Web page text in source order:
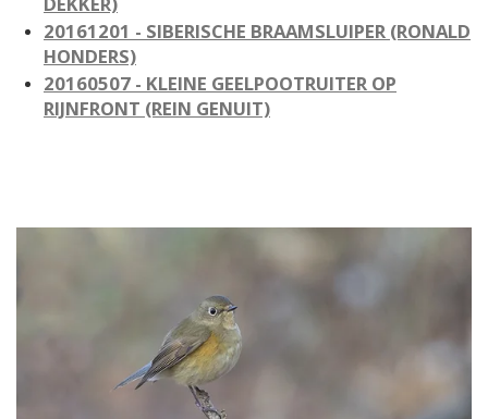
20161201 - SIBERISCHE BRAAMSLUIPER (RONALD
HONDERS)
20160507 - KLEINE GEELPOOTRUITER OP
RIJNFRONT (REIN GENUIT)